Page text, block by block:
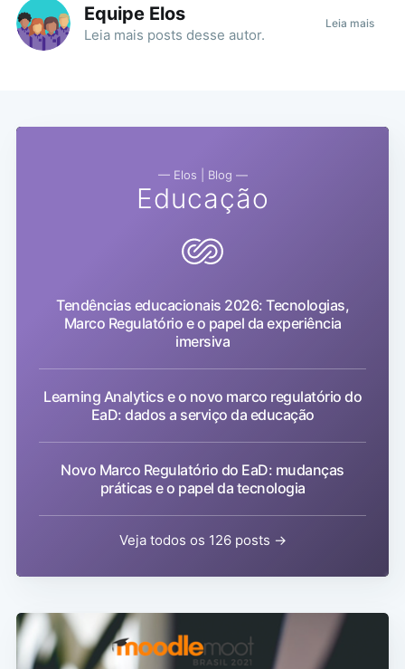
Equipe Elos
Leia mais posts desse autor.
Leia mais
— Elos | Blog —
Educação
Tendências educacionais 2026: Tecnologias,
Marco Regulatório e o papel da experiência
imersiva
Learning Analytics e o novo marco regulatório do
EaD: dados a serviço da educação
Novo Marco Regulatório do EaD: mudanças
práticas e o papel da tecnologia
Veja todos os 126 posts →